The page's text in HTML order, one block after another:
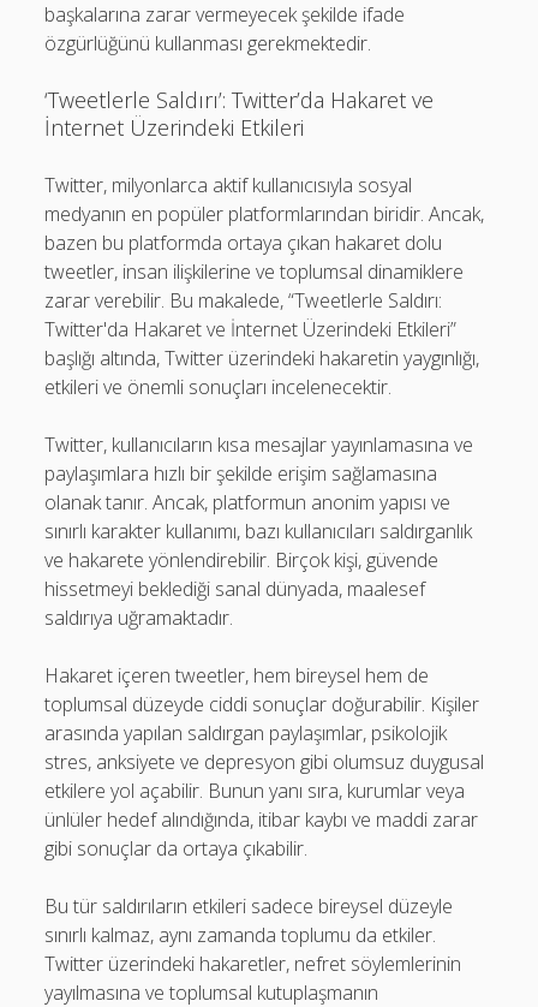
başkalarına zarar vermeyecek şekilde ifade
özgürlüğünü kullanması gerekmektedir.
‘Tweetlerle Saldırı’: Twitter’da Hakaret ve
İnternet Üzerindeki Etkileri
Twitter, milyonlarca aktif kullanıcısıyla sosyal
medyanın en popüler platformlarından biridir. Ancak,
bazen bu platformda ortaya çıkan hakaret dolu
tweetler, insan ilişkilerine ve toplumsal dinamiklere
zarar verebilir. Bu makalede, “Tweetlerle Saldırı:
Twitter'da Hakaret ve İnternet Üzerindeki Etkileri”
başlığı altında, Twitter üzerindeki hakaretin yaygınlığı,
etkileri ve önemli sonuçları incelenecektir.
Twitter, kullanıcıların kısa mesajlar yayınlamasına ve
paylaşımlara hızlı bir şekilde erişim sağlamasına
olanak tanır. Ancak, platformun anonim yapısı ve
sınırlı karakter kullanımı, bazı kullanıcıları saldırganlık
ve hakarete yönlendirebilir. Birçok kişi, güvende
hissetmeyi beklediği sanal dünyada, maalesef
saldırıya uğramaktadır.
Hakaret içeren tweetler, hem bireysel hem de
toplumsal düzeyde ciddi sonuçlar doğurabilir. Kişiler
arasında yapılan saldırgan paylaşımlar, psikolojik
stres, anksiyete ve depresyon gibi olumsuz duygusal
etkilere yol açabilir. Bunun yanı sıra, kurumlar veya
ünlüler hedef alındığında, itibar kaybı ve maddi zarar
gibi sonuçlar da ortaya çıkabilir.
Bu tür saldırıların etkileri sadece bireysel düzeyle
sınırlı kalmaz, aynı zamanda toplumu da etkiler.
Twitter üzerindeki hakaretler, nefret söylemlerinin
yayılmasına ve toplumsal kutuplaşmanın